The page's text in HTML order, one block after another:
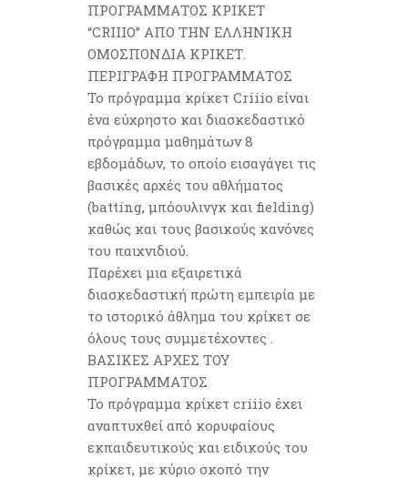
ΠΡΟΓΡΑΜΜΑΤΟΣ ΚΡΙΚΕΤ
“CRIIIO” ΑΠΟ ΤΗΝ ΕΛΛΗΝΙΚΗ
ΟΜΟΣΠΟΝΔΙΑ ΚΡΙΚΕΤ.
ΠΕΡΙΓΡΑΦΗ ΠΡΟΓΡΑΜΜΑΤΟΣ
Το πρόγραμμα κρίκετ Criiio είναι
ένα εύχρηστο και διασκεδαστικό
πρόγραμμα μαθημάτων 8
εβδομάδων, το οποίο εισαγάγει τις
βασικές αρχές του αθλήματος
(batting, μπόουλινγκ και fielding)
καθώς και τους βασικούς κανόνες
του παιχνιδιού.
Παρέχει μια εξαιρετικά
διασκεδαστική πρώτη εμπειρία με
το ιστορικό άθλημα του κρίκετ σε
όλους τους συμμετέχοντες .
ΒΑΣΙΚΕΣ ΑΡΧΕΣ ΤΟΥ
ΠΡΟΓΡΑΜΜΑΤΟΣ
Το πρόγραμμα κρίκετ criiio έχει
αναπτυχθεί από κορυφαίους
εκπαιδευτικούς και ειδικούς του
κρίκετ, με κύριο σκοπό την